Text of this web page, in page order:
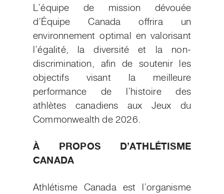
L’équipe de mission dévouée
d’Équipe Canada offrira un
environnement optimal en valorisant
l’égalité, la diversité et la non-
discrimination, afin de soutenir les
objectifs visant la meilleure
performance de l’histoire des
athlètes canadiens aux Jeux du
Commonwealth de 2026.
À PROPOS D’ATHLÉTISME
CANADA
Athlétisme Canada est l’organisme